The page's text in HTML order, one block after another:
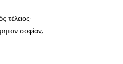
τέλειος·
σοφίαν,